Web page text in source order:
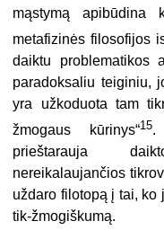
mąstymą apibūdina
metafizinės filosofijos
daiktu problematikos
paradoksaliu teiginiu,
yra užkoduota tam
žmogaus kūrinys“15.
prieštarauja
nereikalaujančios
uždaro filotopą į tai, ko
tik-žmogiškumą.